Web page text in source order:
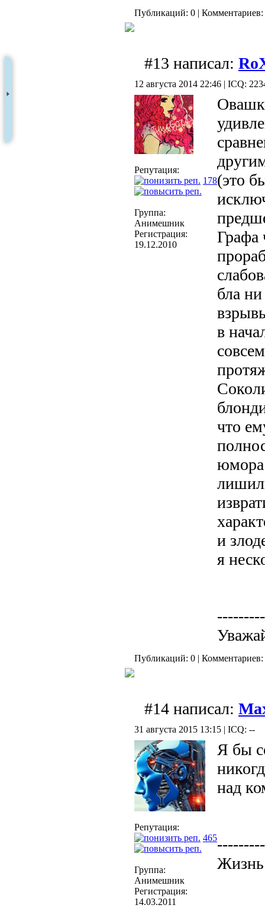
Публикаций: 0 | Комментариев:
#13 написал:
12 августа 2014 22:46 | ICQ:
Репутация:
178
Группа:
Анимешник
Регистрация:
19.12.2010
(это
Графа
бла
в
что
и
я
Публикаций: 0 | Комментариев:
#14 написал:
31 августа 2015 13:15 | ICQ: --
Репутация:
465
Группа:
Анимешник
Регистрация:
14.03.2011
Я бы
над
Жизнь